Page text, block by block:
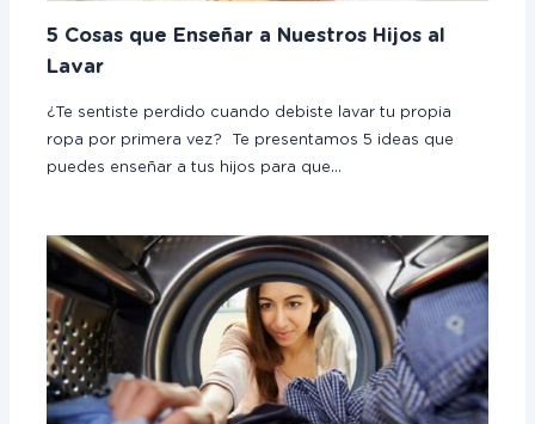
5 Cosas que Enseñar a Nuestros Hijos al
Lavar
¿Te sentiste perdido cuando debiste lavar tu propia
ropa por primera vez? Te presentamos 5 ideas que
puedes enseñar a tus hijos para que…